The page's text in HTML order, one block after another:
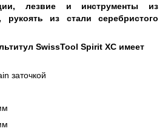
лезвие и инструменты из
рукоять из стали серебристого
SwissTool Spirit XC имеет
заточкой